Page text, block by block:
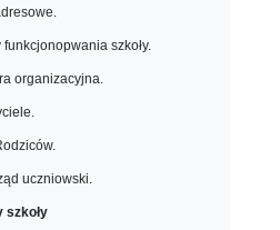
funkcjonopwania szkoły.
organizacyjna.
uczniowski.
szkoły